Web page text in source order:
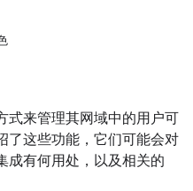
式来管理其网域中的用户可
了这些功能，它们可能会对
成有何用处，以及相关的